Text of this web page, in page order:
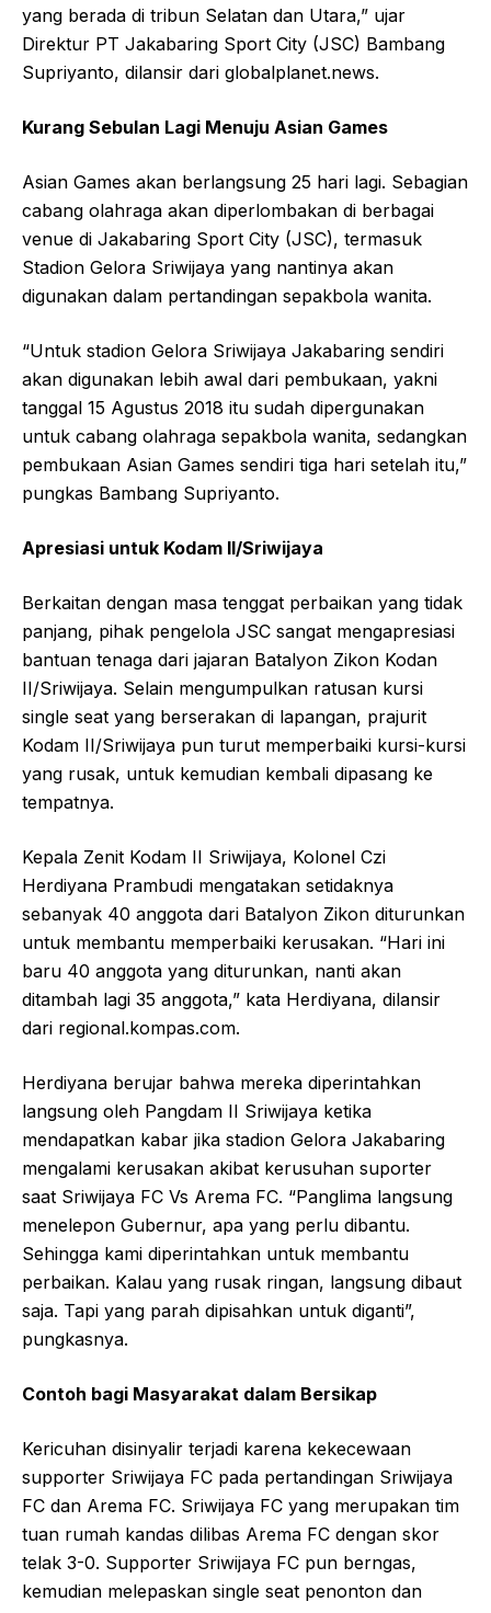
yang berada di tribun Selatan dan Utara,” ujar
Direktur PT Jakabaring Sport City (JSC) Bambang
Supriyanto, dilansir dari globalplanet.news.
Kurang Sebulan Lagi Menuju Asian Games
Asian Games akan berlangsung 25 hari lagi. Sebagian
cabang olahraga akan diperlombakan di berbagai
venue di Jakabaring Sport City (JSC), termasuk
Stadion Gelora Sriwijaya yang nantinya akan
digunakan dalam pertandingan sepakbola wanita.
“Untuk stadion Gelora Sriwijaya Jakabaring sendiri
akan digunakan lebih awal dari pembukaan, yakni
tanggal 15 Agustus 2018 itu sudah dipergunakan
untuk cabang olahraga sepakbola wanita, sedangkan
pembukaan Asian Games sendiri tiga hari setelah itu,”
pungkas Bambang Supriyanto.
Apresiasi untuk Kodam II/Sriwijaya
Berkaitan dengan masa tenggat perbaikan yang tidak
panjang, pihak pengelola JSC sangat mengapresiasi
bantuan tenaga dari jajaran Batalyon Zikon Kodan
II/Sriwijaya. Selain mengumpulkan ratusan kursi
single seat yang berserakan di lapangan, prajurit
Kodam II/Sriwijaya pun turut memperbaiki kursi-kursi
yang rusak, untuk kemudian kembali dipasang ke
tempatnya.
Kepala Zenit Kodam II Sriwijaya, Kolonel Czi
Herdiyana Prambudi mengatakan setidaknya
sebanyak 40 anggota dari Batalyon Zikon diturunkan
untuk membantu memperbaiki kerusakan. “Hari ini
baru 40 anggota yang diturunkan, nanti akan
ditambah lagi 35 anggota,” kata Herdiyana, dilansir
dari regional.kompas.com.
Herdiyana berujar bahwa mereka diperintahkan
langsung oleh Pangdam II Sriwijaya ketika
mendapatkan kabar jika stadion Gelora Jakabaring
mengalami kerusakan akibat kerusuhan suporter
saat Sriwijaya FC Vs Arema FC. “Panglima langsung
menelepon Gubernur, apa yang perlu dibantu.
Sehingga kami diperintahkan untuk membantu
perbaikan. Kalau yang rusak ringan, langsung dibaut
saja. Tapi yang parah dipisahkan untuk diganti”,
pungkasnya.
Contoh bagi Masyarakat dalam Bersikap
Kericuhan disinyalir terjadi karena kekecewaan
supporter Sriwijaya FC pada pertandingan Sriwijaya
FC dan Arema FC. Sriwijaya FC yang merupakan tim
tuan rumah kandas dilibas Arema FC dengan skor
telak 3-0. Supporter Sriwijaya FC pun berngas,
kemudian melepaskan single seat penonton dan